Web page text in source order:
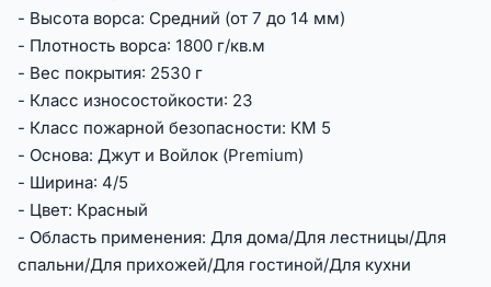
- Высота ворса: Средний (от 7 до 14 мм)
- Плотность ворса: 1800 г/кв.м
- Вес покрытия: 2530 г
- Класс износостойкости: 23
- Класс пожарной безопасности: КМ 5
- Основа: Джут и Войлок (Premium)
- Ширина: 4/5
- Цвет: Красный
- Область применения: Для дома/Для лестницы/Для
спальни/Для прихожей/Для гостиной/Для кухни